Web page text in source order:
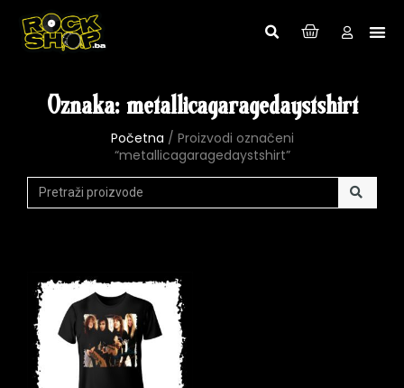
Oznaka: metallicagaragedaystshirt
Početna / Proizvodi označeni
“metallicagaragedaystshirt”